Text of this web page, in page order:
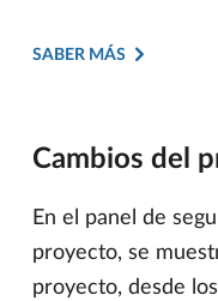
SABER MÁS
Cambios del
En el panel de
proyecto, se
proyecto, desde